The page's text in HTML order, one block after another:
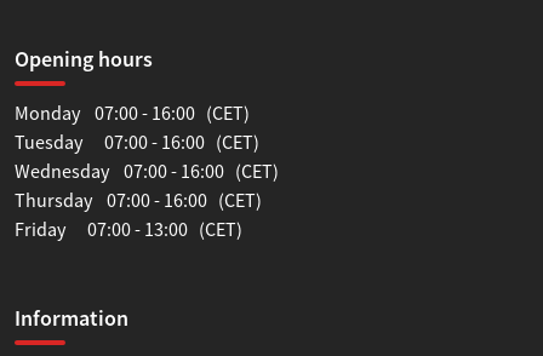
Opening hours
Monday 07:00 - 16:00 (CET)
Tuesday 07:00 - 16:00 (CET)
Wednesday 07:00 - 16:00 (CET)
Thursday 07:00 - 16:00 (CET)
Friday 07:00 - 13:00 (CET)
Information